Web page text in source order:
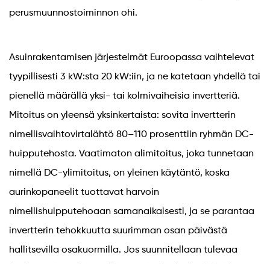
perusmuunnostoiminnon ohi.
Asuinrakentamisen järjestelmät Euroopassa vaihtelevat
tyypillisesti 3 kW:sta 20 kW:iin, ja ne katetaan yhdellä tai
pienellä määrällä yksi- tai kolmivaiheisia invertteriä.
Mitoitus on yleensä yksinkertaista: sovita invertterin
nimellisvaihtovirtalähtö 80–110 prosenttiin ryhmän DC-
huipputehosta. Vaatimaton alimitoitus, joka tunnetaan
nimellä DC-ylimitoitus, on yleinen käytäntö, koska
aurinkopaneelit tuottavat harvoin
nimellishuipputehoaan samanaikaisesti, ja se parantaa
invertterin tehokkuutta suurimman osan päivästä
hallitsevilla osakuormilla. Jos suunnitellaan tulevaa